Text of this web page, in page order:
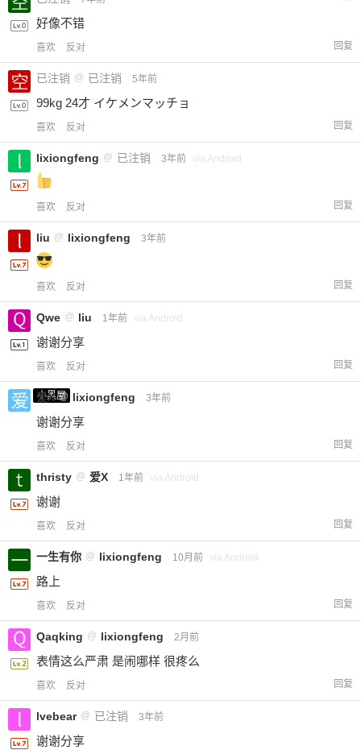
好像不错
喜欢 反对 回复
已注销 @ 已注销 5年前
99kg 24才 イケメンマッチョ
喜欢 反对 回复
lixiongfeng @ 已注销 3年前 via Android
喜欢 反对 回复
liu @ lixiongfeng 3年前
喜欢 反对 回复
Qwe @ liu 1年前 via Android
谢谢分享
喜欢 反对 回复
小黑屋
爱X @ lixiongfeng 3年前
谢谢分享
喜欢 反对 回复
thristy @ 爱X 1年前 via Android
谢谢
喜欢 反对 回复
一生有你 @ lixiongfeng 10月前 via Android
路上
喜欢 反对 回复
Qaqking @ lixiongfeng 2月前
表情这么严肃 是闹哪样 很疼么
喜欢 反对 回复
lvebear @ 已注销 3年前
谢谢分享